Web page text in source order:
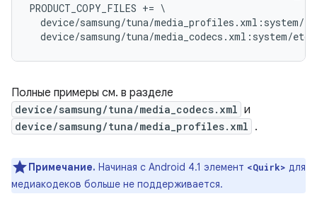
PRODUCT_COPY_FILES += \
device/samsung/tuna/media_profiles.xml:system/
Полные примеры см. в разделе
device/samsung/tuna/media_codecs.xml и
device/samsung/tuna/media_profiles.xml .
Примечание. Начиная с Android 4.1 элемент <Quirk> для
медиакодеков больше не поддерживается.